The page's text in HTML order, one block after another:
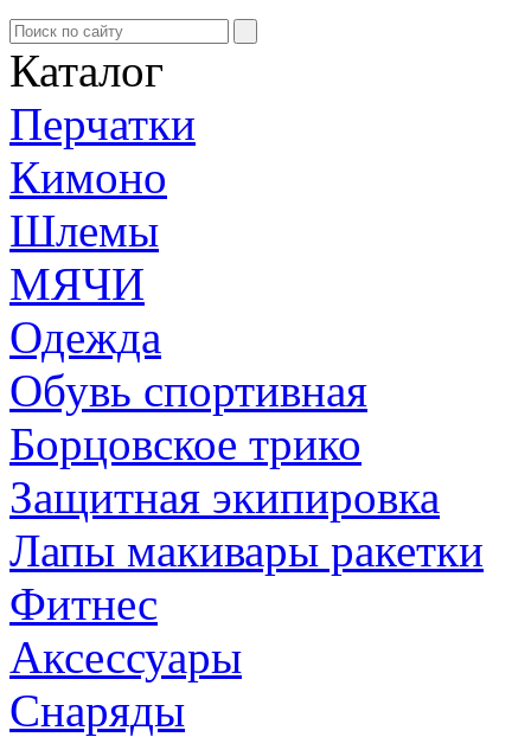
Каталог
Перчатки
Кимоно
Шлемы
МЯЧИ
Одежда
Обувь спортивная
Борцовское трико
Защитная экипировка
Лапы макивары ракетки
Фитнес
Аксессуары
Снаряды